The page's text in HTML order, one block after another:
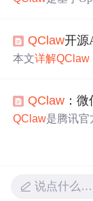
实现文档处理
行。其核心价值
QClaw开源AI
本文详解QClaw
mpose本地部署
试、文献整理）
QClaw ：
QClaw是腾讯官
脱敏用户标识。
说点什么…